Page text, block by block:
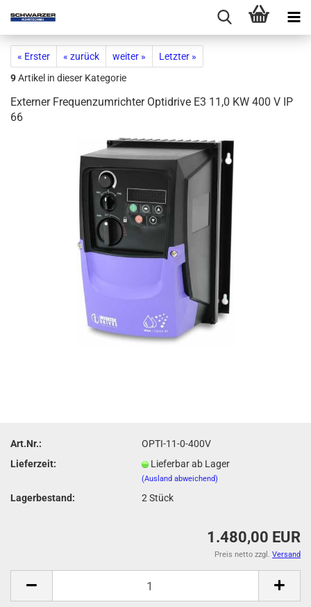
« Erster « zurück weiter »
Letzter »
9Artikel in dieser Kategorie
Externer Frequenzumrichter Optidrive E3 11,0 KW 400 V IP
66
Art.Nr.:
OPTI-11-0-400V
Lieferzeit:
Lieferbar ab Lager
(Ausland abweichend)
Lagerbestand: 2Stück
1.480,00 EUR
Preis netto zzgl. Versand